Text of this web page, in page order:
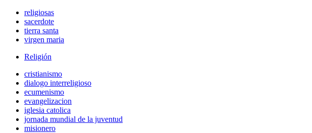
religiosas
sacerdote
tierra santa
virgen maria
Religión
cristianismo
dialogo interreligioso
ecumenismo
evangelizacion
iglesia catolica
jornada mundial de la juventud
misionero